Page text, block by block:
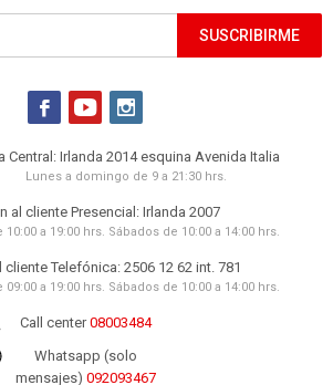
SUSCRIBIRME
  
Central: Irlanda 2014 esquina Avenida Italia
Lunes a domingo de 9 a 21:30 hrs.
al cliente Presencial: Irlanda 2007
a 19:00 hrs. Sábados de 10:00 a 14:00 hrs.
Telefónica: 2506 12 62 int. 781
a 19:00 hrs. Sábados de 10:00 a 14:00 hrs.
Call center08003484
Whatsapp (solo
mensajes) 092093467